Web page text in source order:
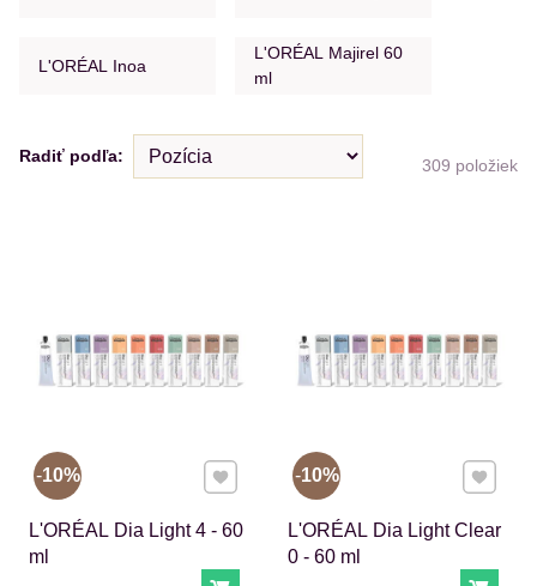
L'ORÉAL Inoa
L'ORÉAL Majirel 60
ml
Radiť podľa: 309 položiek
L'ORÉAL Dia Light 4 - 60
ml
10% Pridať k Obľúbeným
L'ORÉAL Dia Light Clear
0 - 60 ml
10% Pridať